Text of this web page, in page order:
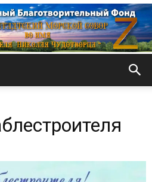
Морской